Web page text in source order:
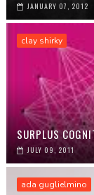
JANUARY 07, 2012
clay shirky
SURPLUS
JULY 09, 2011
ada guglielmino